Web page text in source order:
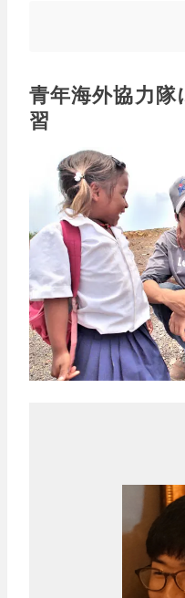
青年海外協力
習